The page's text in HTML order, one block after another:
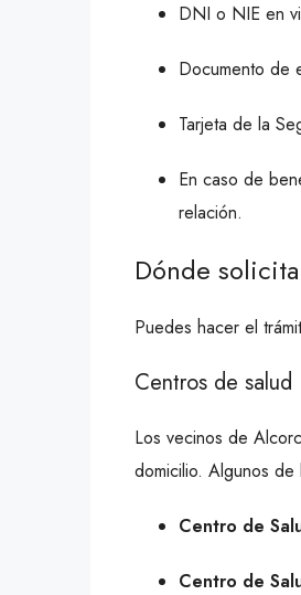
DNI o NIE en
Documento de
Tarjeta de la
En caso de
relación.
Dónde
Puedes hacer el
Centros de salud
Los vecinos de
domicilio. Algunos
Centro de
Centro de